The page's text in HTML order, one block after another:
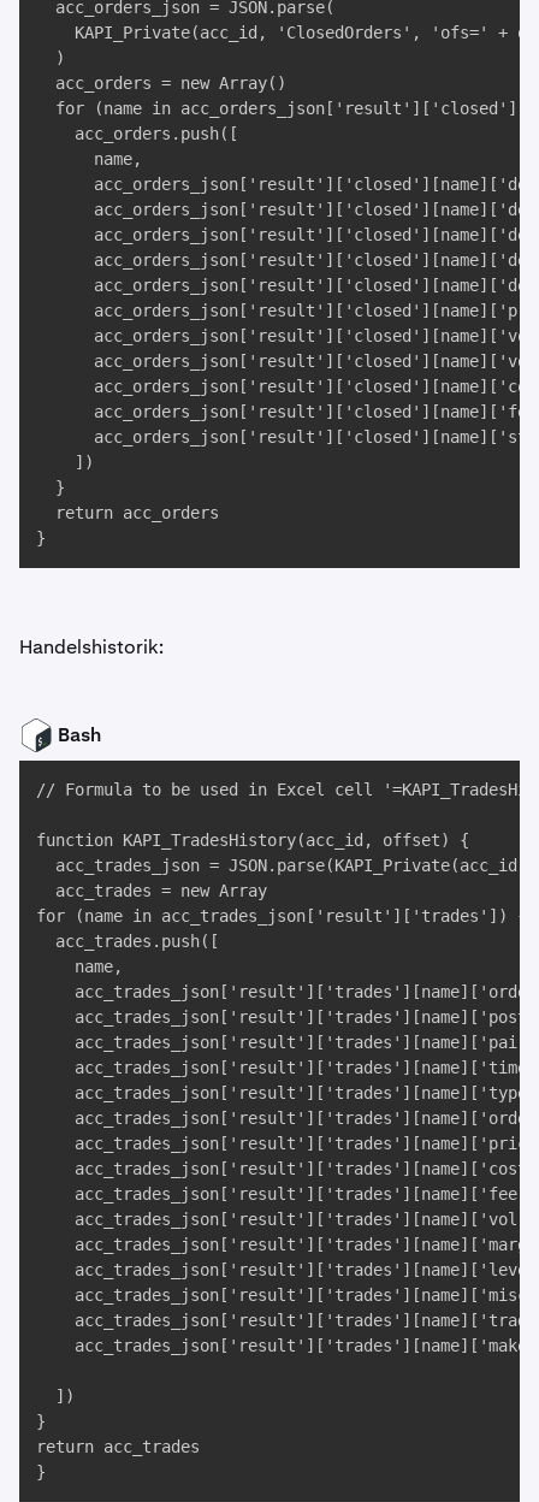
  acc_orders_json = JSON.parse(
KAPI_Private(acc_id, 'ClosedOrders', 'ofs=' +
  )
  acc_orders = new Array()
for (name in acc_orders_json['result']['closed'])
    acc_orders.push([
      name,
    ])
  }
  return acc_orders
}
Handelshistorik:
Bash
// Formula to be used in Excel cell
function KAPI_TradesHistory(acc_id, offset) {
acc_trades_json = JSON.parse(KAPI_Private(acc_id,
  acc_trades = new Array
for (name in acc_trades_json['result']['trades']) {
  acc_trades.push([
    name,
  ])
}
return acc_trades
}